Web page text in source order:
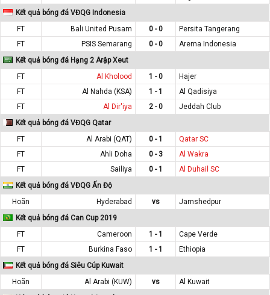
Kết quả bóng đá VĐQG Indonesia
FT
Bali United Pusam 0 - 0
Persita Tangerang
FT
PSIS Semarang 0 - 0
Arema Indonesia
Kết quả bóng đá Hạng 2 Arập Xeut
FT
Al Kholood 1 - 0
Hajer
FT
Al Nahda (KSA) 1 - 1
Al Qadisiya
FT
Al Dir'iya 2 - 0
Jeddah Club
Kết quả bóng đá VĐQG Qatar
FT
Al Arabi (QAT) 0 - 1
Qatar SC
FT
Ahli Doha 0 - 3
Al Wakra
FT
Sailiya 0 - 1
Al Duhail SC
Kết quả bóng đá VĐQG Ấn Độ
Hoãn
Hyderabad vs
Jamshedpur
Kết quả bóng đá Can Cup 2019
FT
Cameroon 1 - 1
Cape Verde
FT
Burkina Faso 1 - 1
Ethiopia
Kết quả bóng đá Siêu Cúp Kuwait
Hoãn
Al Arabi (KUW) vs
Al Kuwait